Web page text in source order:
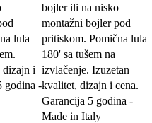
lula
dizajn i
godina -
bojler ili na nisko
montažni bojler pod
pritiskom. Pomična lula
180' sa tušem na
izvlačenje. Izuzetan
kvalitet, dizajn i cena.
Garancija 5 godina -
Made in Italy